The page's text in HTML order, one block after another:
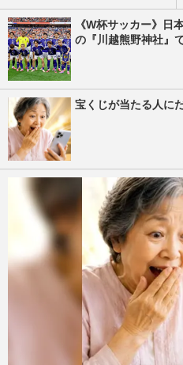
《W杯サッカー》日
の『川越熊野神社』
宝くじが当たる人に